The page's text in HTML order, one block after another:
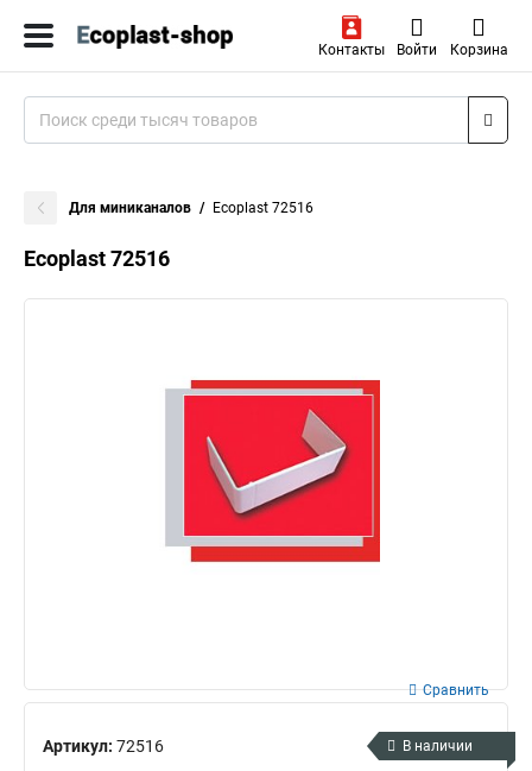
Контакты Войти Корзина
Для миниканалов Ecoplast 72516
Ecoplast 72516
Артикул: 72516
Сравнить
В наличии